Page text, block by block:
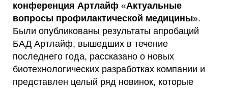
конференция Артлайф «Актуальные
вопросы профилактической медицины».
Были опубликованы результаты апробаций
БАД Артлайф, вышедших в течение
последнего года, рассказано о новых
биотехнологических разработках компании и
представлен целый ряд новинок, которые